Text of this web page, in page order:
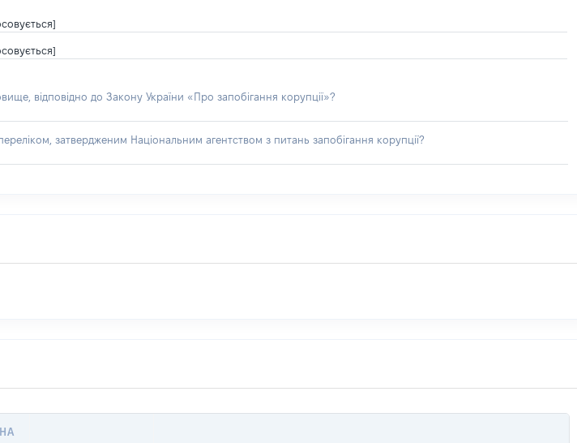
відповідно до Закону України «Про запобігання корупції»?
затвердженим Національним агентством з питань запобігання корупції?